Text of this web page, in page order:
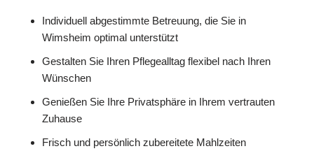
Individuell abgestimmte Betreuung, die Sie in
Wimsheim optimal unterstützt
Gestalten Sie Ihren Pflegealltag flexibel nach Ihren
Wünschen
Genießen Sie Ihre Privatsphäre in Ihrem vertrauten
Zuhause
Frisch und persönlich zubereitete Mahlzeiten